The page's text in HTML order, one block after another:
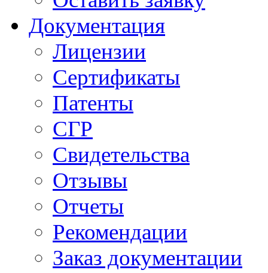
Документация
Лицензии
Сертификаты
Патенты
СГР
Свидетельства
Отзывы
Отчеты
Рекомендации
Заказ документации